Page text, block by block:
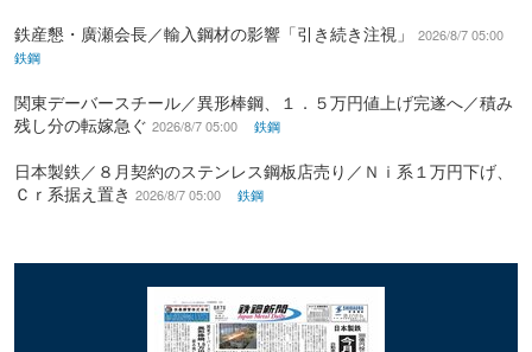
鉄産懇・廣瀬会長／輸入鋼材の影響「引き続き注視」
2026/8/7 05:00
鉄鋼
関東デーバースチール／異形棒鋼、１．５万円値上げ完遂へ／積み
残し分の転嫁急ぐ 2026/8/7 05:00 鉄鋼
日本製鉄／８月契約のステンレス鋼板店売り／Ｎｉ系１万円下げ、
Ｃｒ系据え置き 2026/8/7 05:00 鉄鋼